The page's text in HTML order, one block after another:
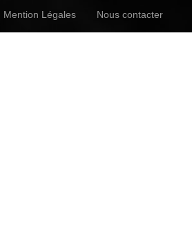
Mention Légales Nous contacter